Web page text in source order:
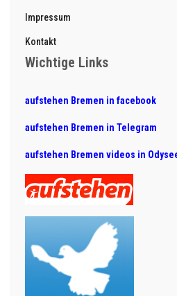
Impressum
Kontakt
Wichtige Links
aufstehen Bremen in facebook
aufstehen Bremen in Telegram
aufstehen Bremen videos in